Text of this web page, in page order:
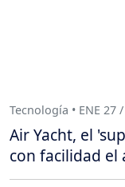
Tecnología • ENE 27
Air Yacht, el
con facilidad el